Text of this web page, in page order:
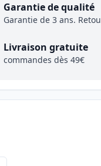
Garantie de qualité
Garantie de 3 ans.
Livraison gratuite
commandes dès 49€